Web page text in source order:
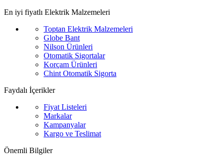
En iyi fiyatlı Elektrik Malzemeleri
Toptan Elektrik Malzemeleri
Globe Bant
Nilson Ürünleri
Otomatik Sigortalar
Korçam Ürünleri
Chint Otomatik Sigorta
Faydalı İçerikler
Fiyat Listeleri
Markalar
Kampanyalar
Kargo ve Teslimat
Önemli Bilgiler